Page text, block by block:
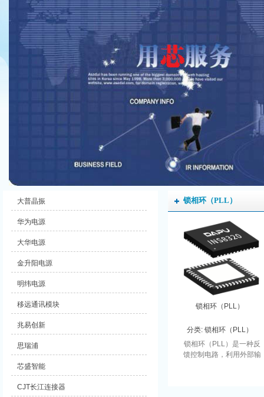
锁相环（PLL）
锁相环（PLL）
分类: 锁相环（PLL）
锁相环（PLL）是一种反
馈控制电路，利用外部输
大普晶振
华为电源
大华电源
金升阳电源
明纬电源
移远通讯模块
兆易创新
思瑞浦
芯盛智能
CJT长江连接器